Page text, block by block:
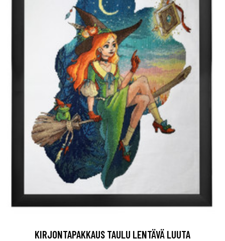
KIRJONTAPAKKAUS TAULU LENTÄVÄ LUUTA